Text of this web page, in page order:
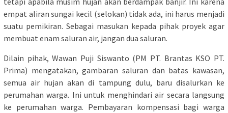
empat aliran sungai kecil (selokan) tidak ada, ini harus menjadi
suatu pemikiran. Sebagai masukan kepada pihak proyek agar
membuat enam saluran air, jangan dua saluran.
Dilain pihak, Wawan Puji Siswanto (PM PT. Brantas KSO PT.
Prima) mengatakan, gambaran saluran dan batas kawasan,
semua air hujan akan di tampung dulu, baru disalurkan ke
perumahan warga. Ini untuk menghindari air secara langsung
ke perumahan warga. Pembayaran kompensasi bagi warga